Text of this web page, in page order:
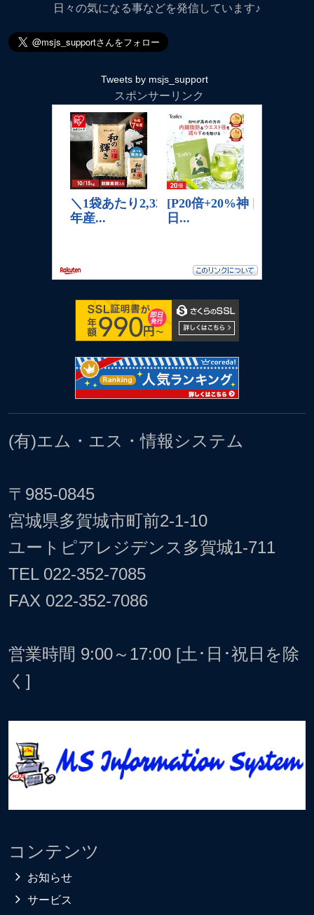
日々の気になる事などを発信しています♪
Tweets by msjs_support
スポンサーリンク
(有)エム・エス・情報システム
〒985-0845
宮城県多賀城市町前2-1-10
ユートピアレジデンス多賀城1-711
TEL 022-352-7085
FAX 022-352-7086
営業時間 9:00～17:00 [土･日･祝日を除
く]
コンテンツ
お知らせ
サービス